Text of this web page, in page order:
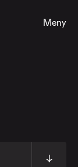
Meny
↓